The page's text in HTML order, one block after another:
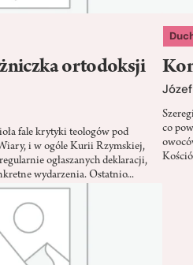
ortodoksji
fale krytyki teologów pod
i w ogóle Kurii Rzymskiej,
ogłaszanych deklaracji,
wydarzenia. Ostatnio...
co